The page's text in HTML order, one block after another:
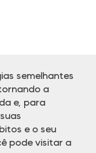
semelhantes
a
e, para
e o seu
pode visitar a